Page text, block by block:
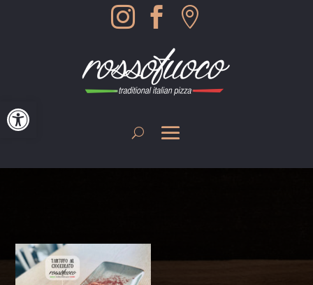
Werkzeugleiste öffnen
  